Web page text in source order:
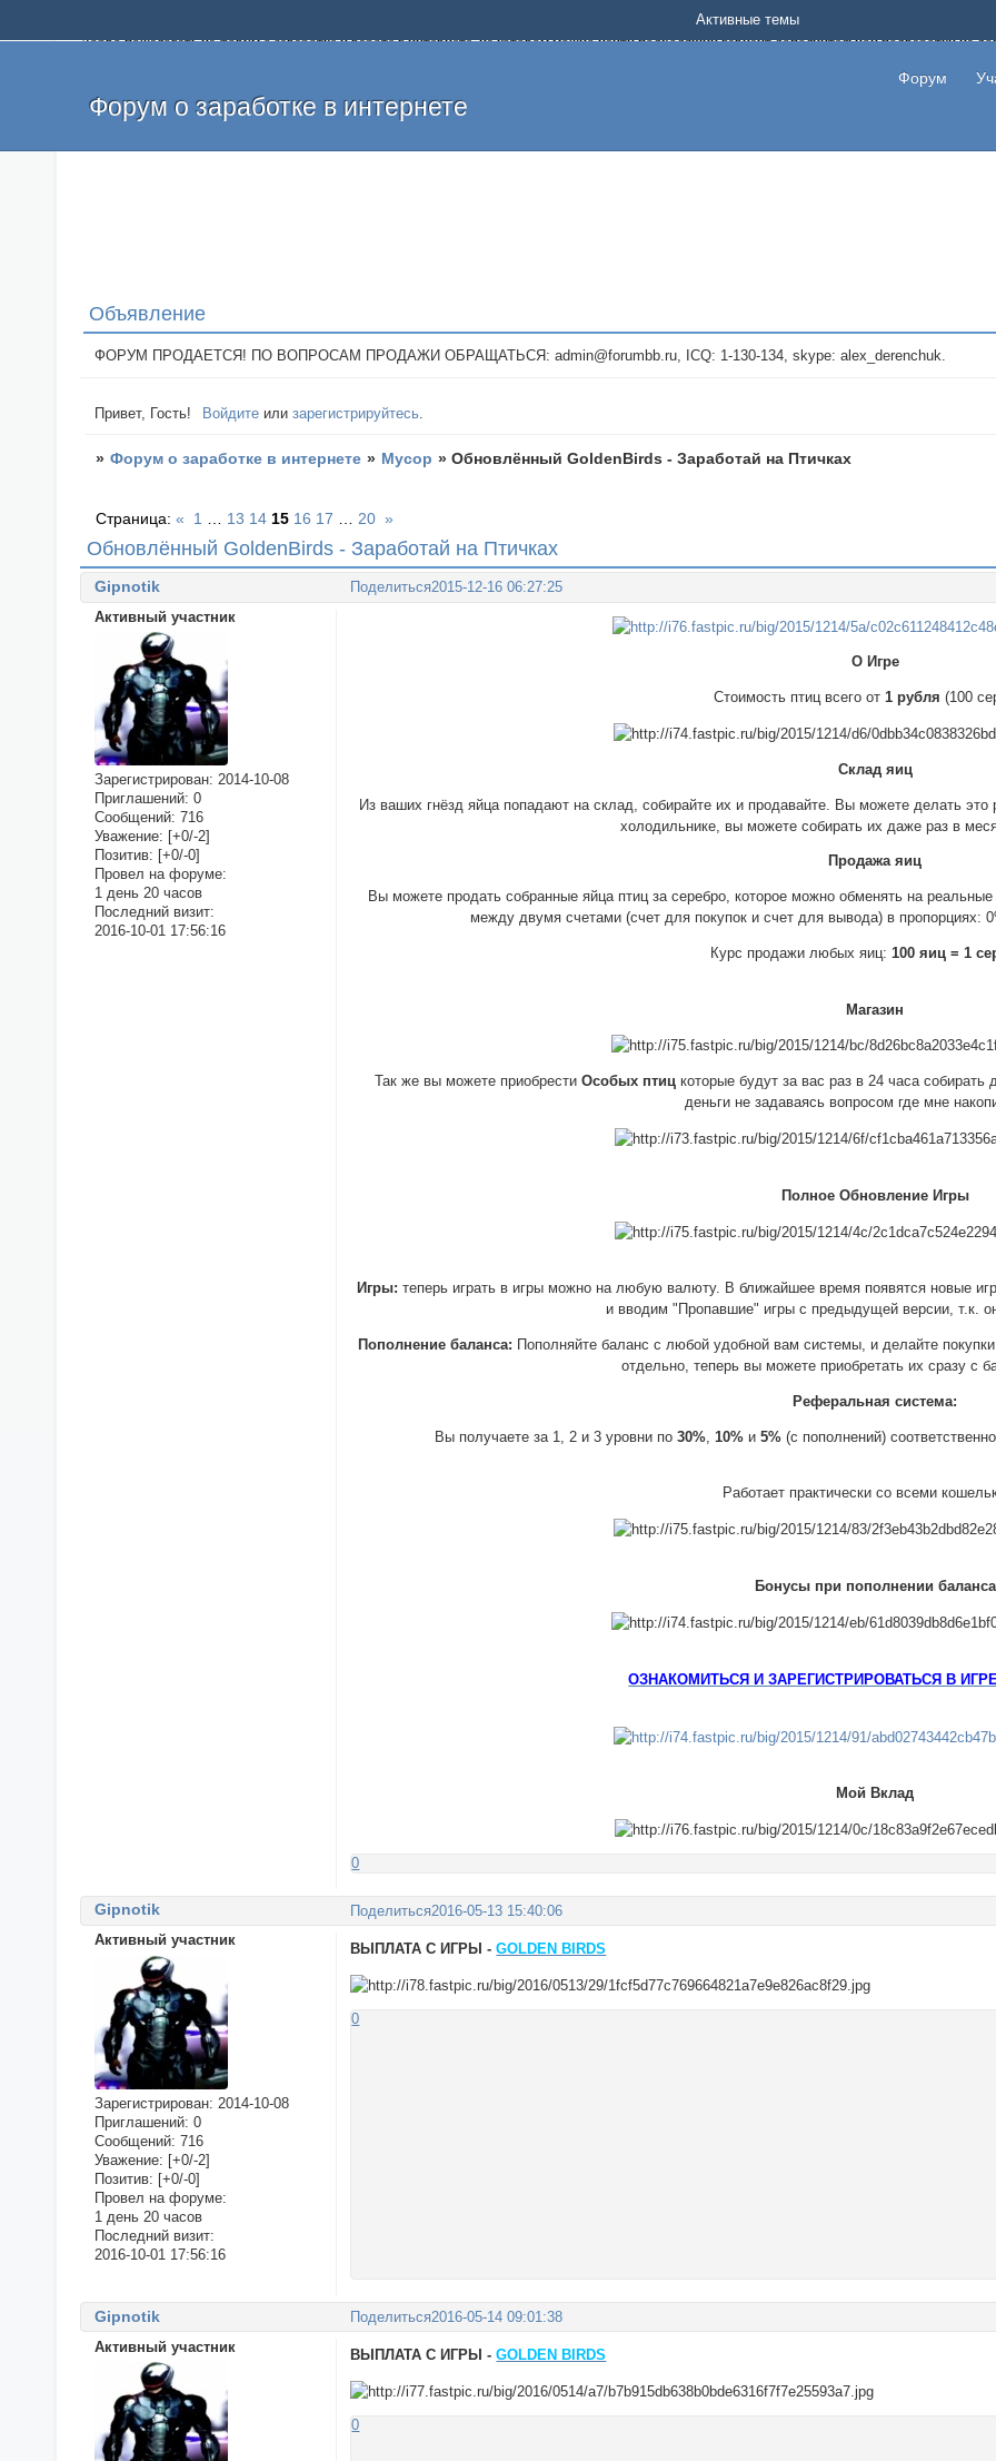
Добро пожаловать на форум о заработке и работе в интернете, на котором можно найти подходящий вариант дополнительной подработки на
и оставлять свои отзывы. Если вы знаете, что определенный проект или сайт не платит, то указывайте в теме что это лохотрон, чтобы другие
легкие деньги без вложений и регистрации уже сегодня. Создавайте новые темы, размещайте объявления со своими пригласительными
Форум о заработке в интернете
Форум
Активные темы
Объявление
ФОРУМ ПРОДАЕТСЯ! ПО ВОПРОСАМ ПРОДАЖИ ОБРАЩАТЬСЯ: admin@forumbb.ru, ICQ: 1-130-134, skype: alex_derenchuk.
Привет, Гость! Войдите илизарегистрируйтесь.
» Форум о заработке в интернете » Мусор »Обновлённый GoldenBirds - Заработай на Птичках
Обновлённый GoldenBirds - Заработай на Птичках
Страница:« 1 13 14 15 16 17 20 »
Поделиться2015-12-16 06:27:25
Gipnotik
Активный участник
Зарегистрирован: 2014-10-08
Приглашений: 0
Сообщений: 716
Уважение: [+0/-2]
Позитив: [+0/-0]
Провел на форуме:
1 день 20 часов
Последний визит:
2016-10-01 17:56:16
О Игре
Стоимость птиц всего от1 рубля (100
Склад яиц
Из ваших гнёзд яйца попадают на склад, собирайте их и продавайте. Вы можете делать
холодильнике, вы можете собирать их даже раз в
Продажа яиц
Вы можете продать собранные яйца птиц за серебро, которое можно обменять на
между двумя счетами (счет для покупок и счет для вывода) в пропорциях:
Курс продажи любых яиц: 100 яиц = 1
Магазин
Так же вы можете приобрестиОсобых птиц которые будут за вас раз в 24 часа
деньги не задаваясь вопросом где мне
Полное Обновление Игры
Игры: теперь играть в игры можно на любую валюту. В ближайшее время появятся новые
и вводим "Пропавшие" игры с предыдущей версии, т.к.
Пополнение баланса: Пополняйте баланс с любой удобной вам системы, и делайте
отдельно, теперь вы можете приобретать их сразу с
Реферальная система:
Вы получаете за 1, 2 и 3 уровни по 30%, 10%и 5%(с пополнений)
Работает практически со всеми
Бонусы при пополнении баланса
ОЗНАКОМИТЬСЯ И ЗАРЕГИСТРИРОВАТЬСЯ В ИГРЕ
Мой Вклад
0
Поделиться2016-05-13 15:40:06
Gipnotik
Активный участник
Зарегистрирован: 2014-10-08
Приглашений: 0
Сообщений: 716
Уважение: [+0/-2]
Позитив: [+0/-0]
Провел на форуме:
1 день 20 часов
Последний визит:
2016-10-01 17:56:16
ВЫПЛАТА С ИГРЫ -GOLDEN BIRDS
0
Поделиться2016-05-14 09:01:38
Gipnotik
Активный участник
ВЫПЛАТА С ИГРЫ -GOLDEN BIRDS
0